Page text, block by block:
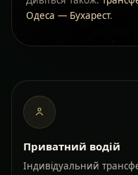
Одеса — Бухарест.
Приватний водій
Індивідуальний